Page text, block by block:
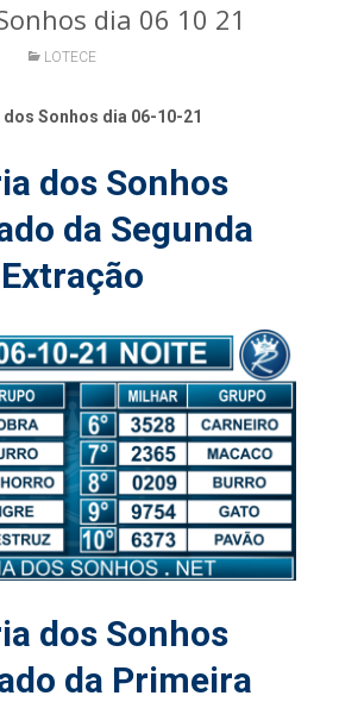
dia 06 10 21
LOTECE
dos Sonhos dia 06-10-21
dos Sonhos
da Segunda
Extração
dos Sonhos
da Primeira